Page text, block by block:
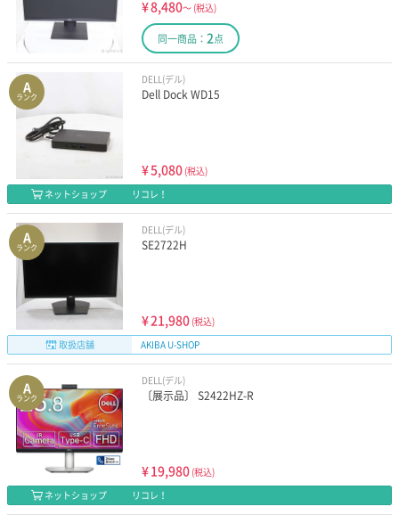
¥8,480～ (税込)
同一商品： 2点
A
ランク
DELL(デル)
Dell Dock WD15
¥5,080 (税込)
ネットショップ
リコレ！
A
ランク
DELL(デル)
SE2722H
¥21,980 (税込)
取扱店舗
AKIBA U-SHOP
A
ランク
DELL(デル)
〔展示品〕 S2422HZ-R
¥19,980 (税込)
ネットショップ
リコレ！